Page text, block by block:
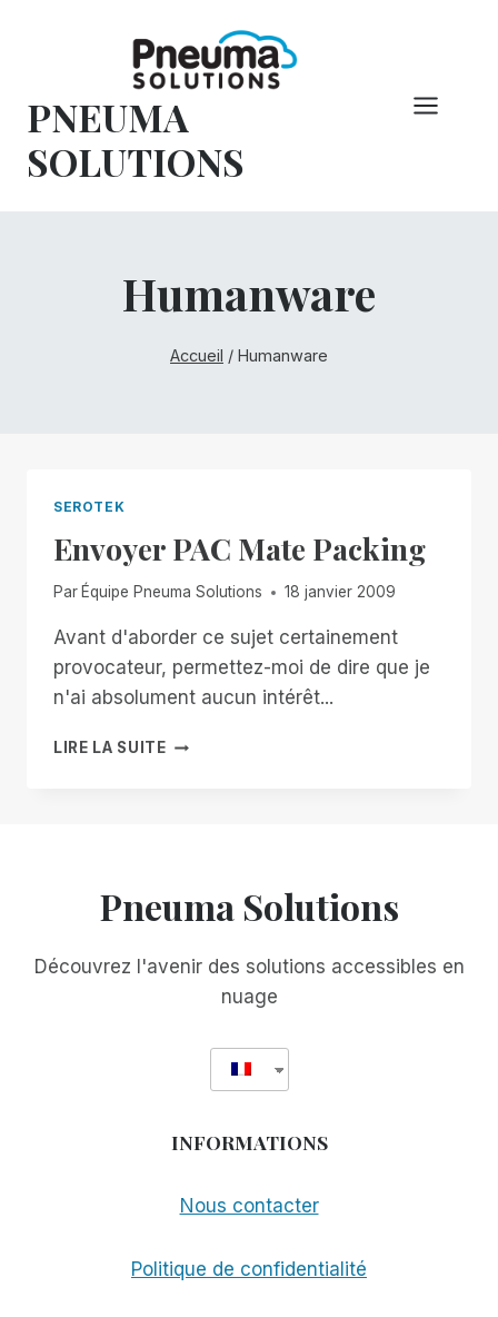
PNEUMA
SOLUTIONS
Humanware
Accueil / Humanware
SEROTEK
Envoyer PAC Mate Packing
Par Équipe Pneuma Solutions 18 janvier 2009
Avant d'aborder ce sujet certainement
provocateur, permettez-moi de dire que je
n'ai absolument aucun intérêt...
LIRE LA SUITEENVOYER
Pneuma Solutions
Découvrez l'avenir des solutions accessibles en
nuage
INFORMATIONS
Nous contacter
Politique de confidentialité